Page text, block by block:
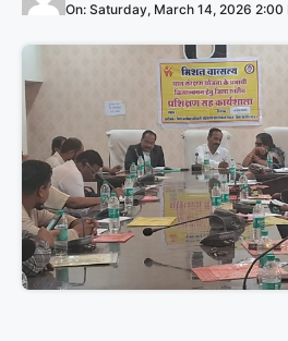
On: Saturday, March 14, 2026 2:00